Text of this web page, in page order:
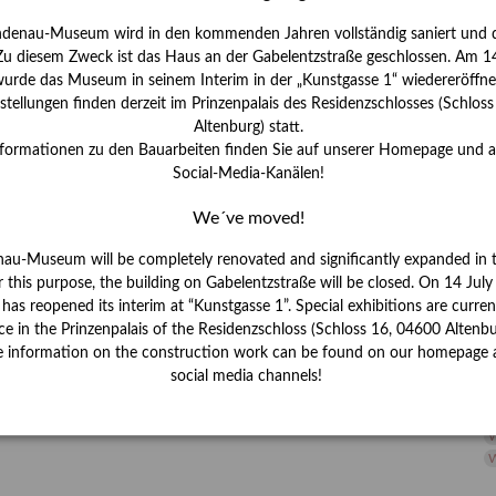
Museum wird in den kommenden Jahren vollständig saniert und
diesem Zweck ist das Haus an der Gabelentzstraße geschlossen. Am
das Museum in seinem Interim in der „Kunstgasse 1“
finden derzeit im Prinzenpalais des Residenzschlosses
Altenburg) statt.
zu den Bauarbeiten finden Sie auf unserer Homepage und
Social-Media-Kanälen!
We´ve moved!
Museum will be completely renovated and significantly expanded in
this purpose, the building on Gabelentzstraße will be closed. On 14
reopened its interim at “Kunstgasse 1”. Special exhibitions are
in the Prinzenpalais of the Residenzschloss (Schloss 16, 04600
information on the construction work can be found on our homepage
social media channels!